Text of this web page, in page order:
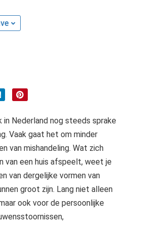
in Nederland nog steeds sprake
Vaak gaat het om minder
van mishandeling. Wat zich
van een huis afspeelt, weet je
van dergelijke vormen van
groot zijn. Lang niet alleen
ook voor de persoonlijke